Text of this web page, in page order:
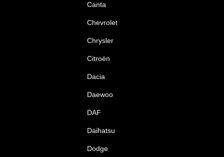
Canta
Chevrolet
Chrysler
Citroën
Dacia
Daewoo
DAF
Daihatsu
Dodge